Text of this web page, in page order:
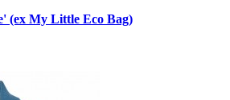
(ex My Little Eco Bag)